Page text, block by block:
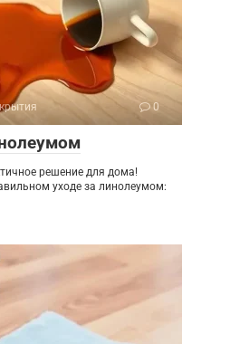
0
решение для дома!
уходе за линолеумом: